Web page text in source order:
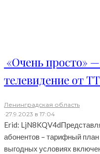
«Очень просто»
телевидение от
Ленинградская область
·27.9.2023 в 17:04
Erid:
абонентов – тарифный
выгодных условиях